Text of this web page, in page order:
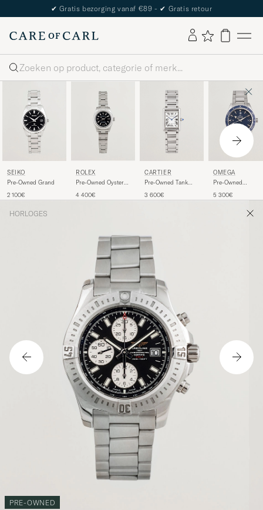
The Care of Carl Passport
Zoeken
SEIKO
Pre-Owned Grand
2 100€
ROLEX
Pre-Owned Oyster
4 400€
CARTIER
Pre-Owned Tank
3 600€
OMEGA
Pre-Owned
5 300€
HORLOGES
PRE-OWNED